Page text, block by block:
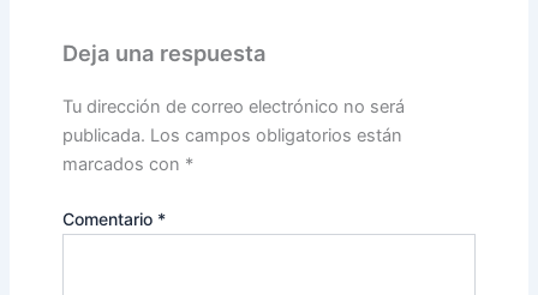
Deja una respuesta
Tu dirección de correo electrónico no será
publicada. Los campos obligatorios están
marcados con *
Comentario *